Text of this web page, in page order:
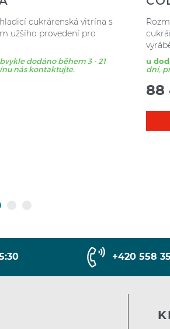
cukrárenská vitrína s
užšího provedení pro
dodáno během 3 - 21
nás kontaktujte.
u
dní,
88
+420 558